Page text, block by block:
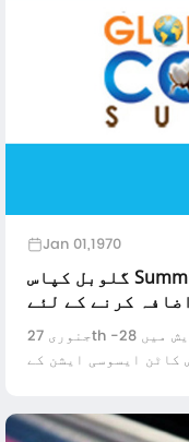
Jan 01,1970
گلوبل کپاس Summit-- بنگلہ دیش پلاننگ کپاس کی
کرنے کے لئے
جنوری 27th -28 پر، گلوبل کپاس سمٹ ڈھاکہ، بنگلہ دیش میں
کاٹن ایسوسی ایشن کے